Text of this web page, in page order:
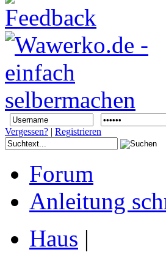
Vergessen? | Registrieren
Forum
Anleitung
Haus |